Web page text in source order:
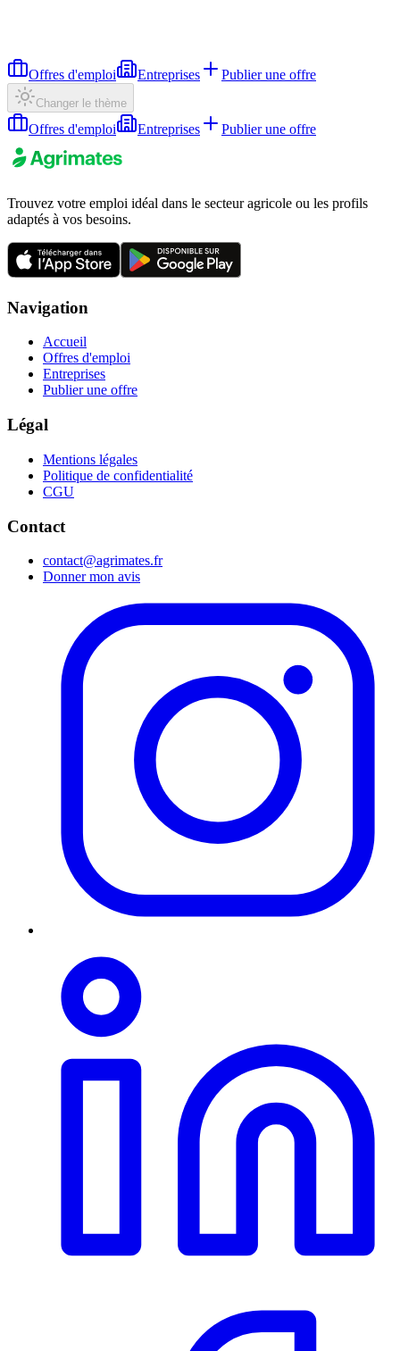
Offres d'emploi Entreprises Publier une offre
Changer le thème
Offres d'emploi Entreprises Publier une offre
Trouvez votre emploi idéal dans le secteur agricole ou les profils
adaptés à vos besoins.
Navigation
Accueil
Offres d'emploi
Entreprises
Publier une offre
Légal
Mentions légales
Politique de confidentialité
CGU
Contact
contact@agrimates.fr
Donner mon avis